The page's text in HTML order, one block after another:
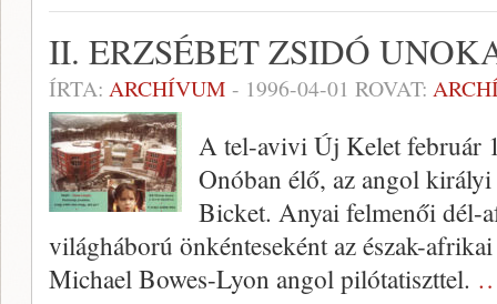
II. ERZSÉBET ZSIDÓ
ÍRTA: ARCHÍVUM - 1996-04-01 ROVAT:
A tel-avivi Új Kelet február
Onóban élő, az an­gol
Bicket. Anyai felmenői dél-
világháború ön­kénteseként az észak-
Michael Bowes-Lyon angol pilótatiszttel.